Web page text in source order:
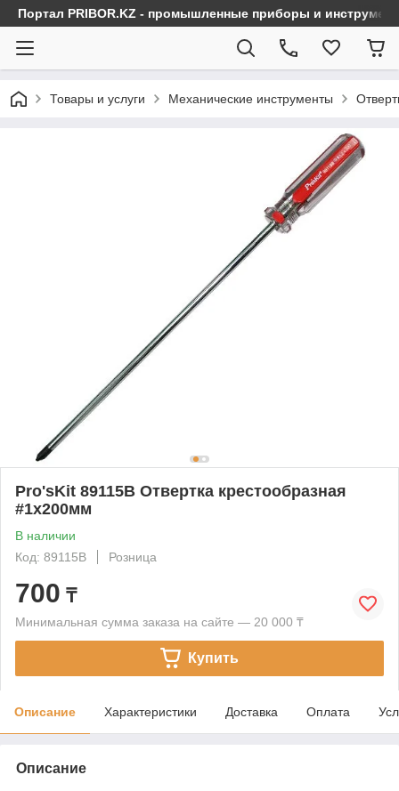
Портал PRIBOR.KZ - промышленные приборы и
Товары и услуги Механические инструменты
Pro'sKit 89115B Отвертка крестообразная
#1х200мм
В наличии
Код: 89115B
Розница
700 ₸
Минимальная сумма заказа на сайте — 20 000 ₸
Купить
Описание Характеристики Доставка Оплата
Описание